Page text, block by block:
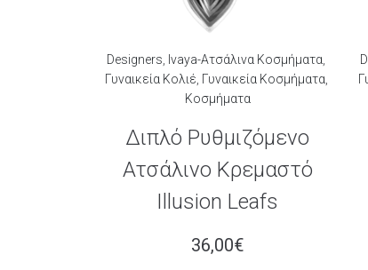
Designers Ivaya-Ατσάλινα Κοσμήματα
Γυναικεία Κολιέ Γυναικεία Κοσμήματα
Κοσμήματα
Διπλό Ρυθμιζόμενο
Ατσάλινο Κρεμαστό
Illusion Leafs
36,00€